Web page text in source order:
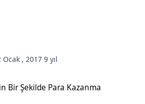
Ocak , 20179 yıl
Bir Şekilde Para Kazanma